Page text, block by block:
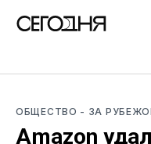
ОБЩЕСТВО - ЗА
Amazon